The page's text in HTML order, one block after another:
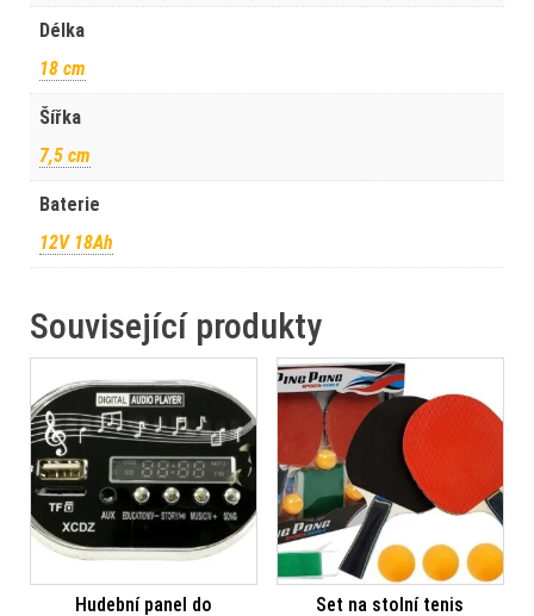
Délka
18 cm
Šířka
7,5 cm
Baterie
12V 18Ah
Související produkty
Hudební panel do
Set na stolní tenis